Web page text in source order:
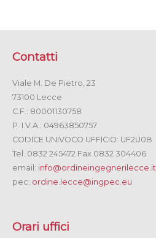
Contatti
Viale M. De Pietro, 23
73100 Lecce
C.F.: 80001130758
P. I.V.A.: 04963850757
CODICE UNIVOCO UFFICIO: UF2U0B
Tel. 0832 245472 Fax 0832 304406
email: info@ordineingegnerilecce.it
pec: ordine.lecce@ingpec.eu
Orari uffici